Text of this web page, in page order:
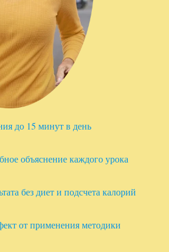
до 15 минут в день
объяснение каждого урока
без диет и подсчета калорий
от применения методики